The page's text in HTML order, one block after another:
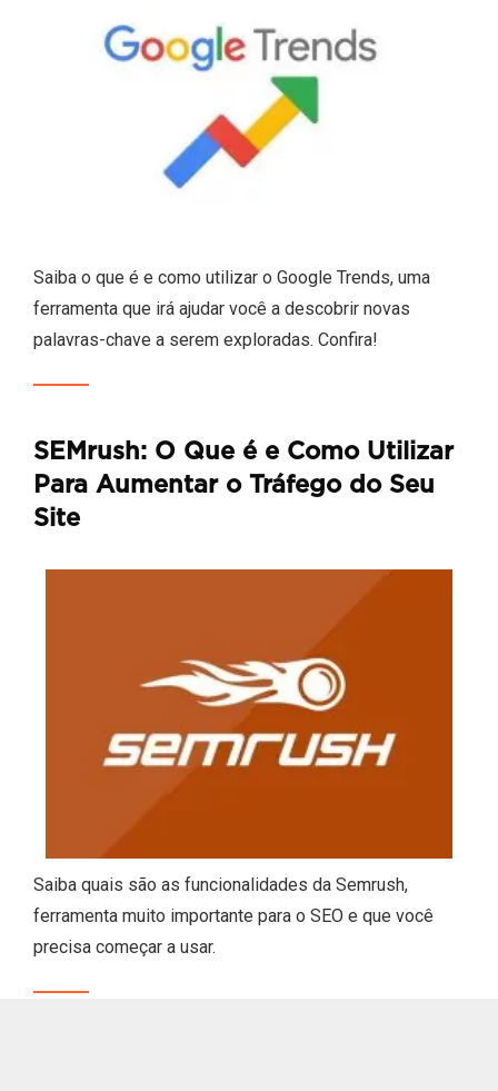
Saiba o que é e como utilizar o Google Trends, uma
ferramenta que irá ajudar você a descobrir novas
palavras-chave a serem exploradas. Confira!
SEMrush: O Que é e Como Utilizar
Para Aumentar o Tráfego do Seu
Site
Saiba quais são as funcionalidades da Semrush,
ferramenta muito importante para o SEO e que você
precisa começar a usar.